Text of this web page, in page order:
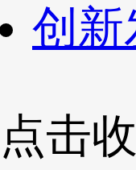
创新
点击